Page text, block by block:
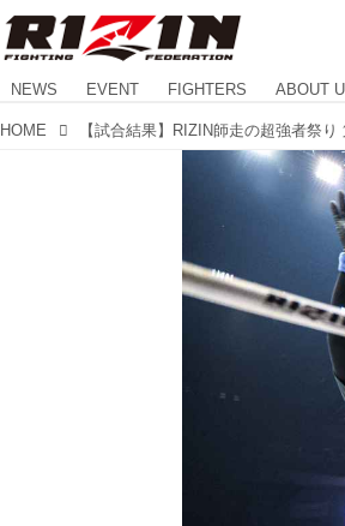
NEWS EVENT FIGHTERS ABOUT
HOME